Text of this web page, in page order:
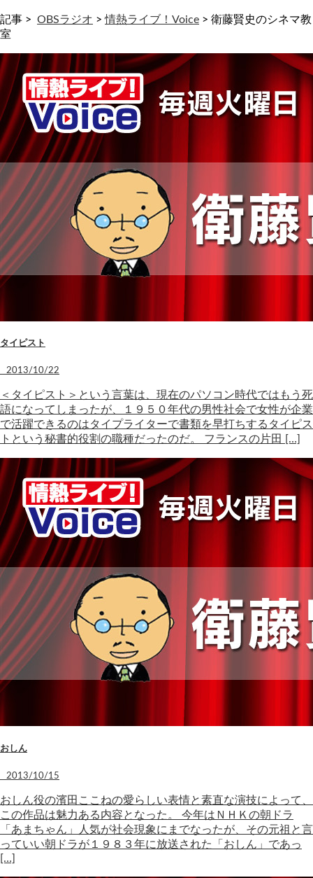
記事 > OBSラジオ >情熱ライブ！Voice > 衛藤賢史のシネマ教
室
タイピスト
2013/10/22
＜タイピスト＞という言葉は、現在のパソコン時代ではもう死
語になってしまったが、１９５０年代の男性社会で女性が企業
で活躍できるのはタイプライターで書類を早打ちするタイピス
トという秘書的役割の職種だったのだ。 フランスの片田 […]
おしん
2013/10/15
おしん役の濱田ここねの愛らしい表情と素直な演技によって、
この作品は魅力ある内容となった。 今年はＮＨＫの朝ドラ
「あまちゃん」人気が社会現象にまでなったが、その元祖と言
っていい朝ドラが１９８３年に放送された「おしん」であっ
[…]